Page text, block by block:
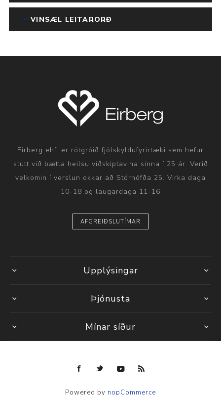
VINSÆL LEITARORÐ
Eirberg ehf. er rótgróið fjölskyldufyrirtæki sem hefur
stutt við bætta heilsu viðskiptavina sinna í 25 ár. Verið
velkomin í verslun okkar að Stórhöfða 25. Virka daga
10-18 og laugardaga 11-16
AFGREIÐSLUTÍMAR
Upplýsingar
Þjónusta
Mínar síður
Powered by nopCommerce